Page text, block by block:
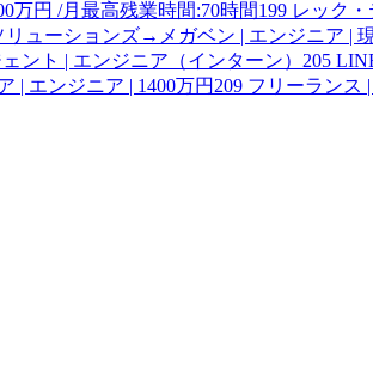
万円 /月最高残業時間:70時間199 レック
ューションズ→メガベン | エンジニア |
ント | エンジニア（インターン） 205
| エンジニア | 1400万円 209 フリーランス